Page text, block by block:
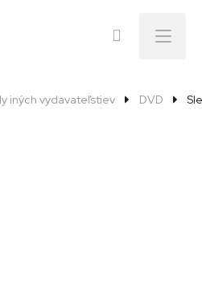
Menu
iných vydavateľstiev DVD